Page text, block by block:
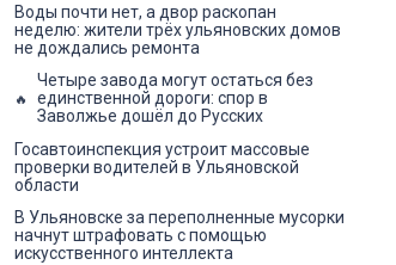
Воды почти нет, а двор раскопан
неделю: жители трёх ульяновских домов
не дождались ремонта
Четыре завода могут остаться без
единственной дороги: спор в
Заволжье дошёл до Русских
Госавтоинспекция устроит массовые
проверки водителей в Ульяновской
области
В Ульяновске за переполненные мусорки
начнут штрафовать с помощью
искусственного интеллекта